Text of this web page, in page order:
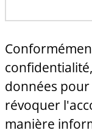
données
révoquer
manière